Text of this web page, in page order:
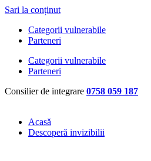
Sari la conținut
Categorii vulnerabile
Parteneri
Categorii vulnerabile
Parteneri
Consilier de integrare 0758 059 187
Acasă
Descoperă invizibilii